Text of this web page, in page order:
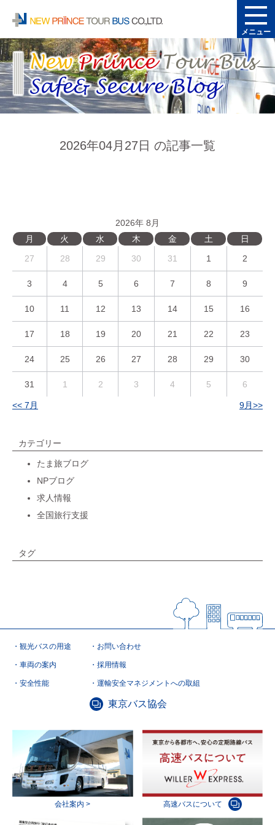
メニュー
2026年04月27日 の記事一覧
2026年 8月
月
火 水 木 金 土
日
27
28 29 30 31 1 2
3 4 5 6 7 8 9
10 11 12 13 14 15 16
17 18 19 20 21 22 23
24 25 26 27 28 29 30
31 1 2 3 4 5 6
<< 7月 9月>>
カテゴリー
たま旅ブログ
NPブログ
求人情報
全国旅行支援
タグ
観光バスの用途
車両の案内
安全性能
お問い合わせ
採用情報
運輸安全マネジメントへの取組
東京バス協会
会社案内 > 高速バスについて